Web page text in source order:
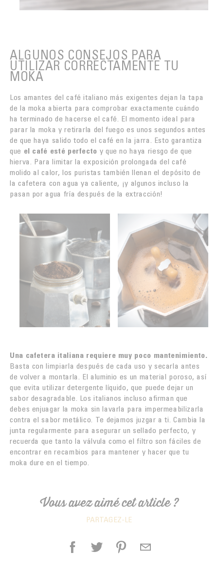
ALGUNOS CONSEJOS PARA
UTILIZAR CORRECTAMENTE TU
MOKA
Los amantes del café italiano más exigentes dejan la tapa
de la moka abierta para comprobar exactamente cuándo
ha terminado de hacerse el café. El momento ideal para
parar la moka y retirarla del fuego es unos segundos antes
de que haya salido todo el café en la jarra. Esto garantiza
que el café esté perfecto y que no haya riesgo de que
hierva. Para limitar la exposición prolongada del café
molido al calor, los puristas también llenan el depósito de
la cafetera con agua ya caliente, ¡y algunos incluso la
pasan por agua fría después de la extracción!
Una cafetera italiana requiere muy poco mantenimiento.
Basta con limpiarla después de cada uso y secarla antes
de volver a montarla. El aluminio es un material poroso, así
que evita utilizar detergente líquido, que puede dejar un
sabor desagradable. Los italianos incluso afirman que
debes enjuagar la moka sin lavarla para impermeabilizarla
contra el sabor metálico. Te dejamos juzgar a ti. Cambia la
junta regularmente para asegurar un sellado perfecto, y
recuerda que tanto la válvula como el filtro son fáciles de
encontrar en recambios para mantener y hacer que tu
moka dure en el tiempo.
Vous avez aimé cet article ?
PARTAGEZ-LE